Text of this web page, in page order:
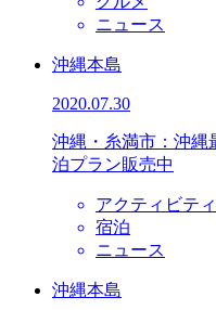
ニュース
沖縄本島
2020.07.30
沖縄・糸満市：沖縄
泊プラン販売中
アクティビティ
宿泊
ニュース
沖縄本島